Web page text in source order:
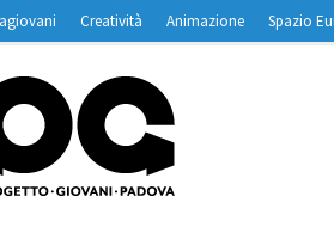
Creatività Animazione Spazio